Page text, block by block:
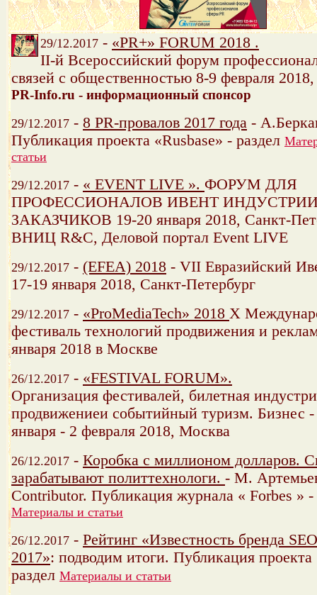
29/12.2017 - «PR+» FORUM 2018 .
II-й Всероссийский форум
связей с общественностью 8-9 февраля
PR-Info.ru - информационный спонсор
29/12.2017 - 8 PR-провалов 2017 года -
Публикация проекта «Rusbase» - раздел
статьи
29/12.2017 - « EVENT LIVE ». ФОРУМ ДЛЯ
ПРОФЕССИОНАЛОВ ИВЕНТ
ЗАКАЗЧИКОВ 19-20 января 2018, Санкт-
ВНИЦ R&C, Деловой портал Event LIVE
29/12.2017 - (EFEA) 2018 - VII Евразийский
17-19 января 2018, Санкт-Петербург
29/12.2017 - «ProMediaTech» 2018 X
фестиваль технологий продвижения и
января 2018 в Москве
26/12.2017 - «FESTIVAL FORUM».
Организация фестивалей, билетная
продвижениеи событийный туризм. Бизнес
января - 2 февраля 2018, Москва
26/12.2017 - Коробка с миллионом долларов.
зарабатывают политтехнологи. - М.
Contributor. Публикация журнала « Forbes » -
Материалы и статьи
26/12.2017 - Рейтинг «Известность бренда
2017»: подводим итоги. Публикация проекта
раздел Материалы и статьи